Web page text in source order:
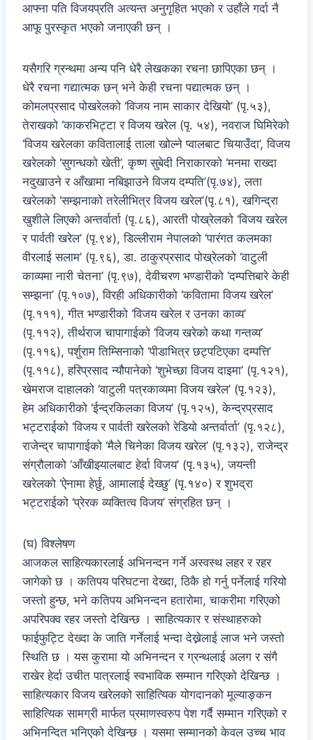
आफ्ना पति विजयप्रति अत्यन्त अनुगृहित भएको र उहाँले गर्दा नै
आफू पुरस्कृत भएको जनाएकी छन् ।
यसैगरि ग्रन्थमा अन्य पनि धेरै लेखकका रचना छापिएका छन् ।
धेरै रचना गद्यात्मक छन् भने केही रचना पद्यात्मक छन् ।
कोमलप्रसाद पोखरेलको ‘विजय नाम साकार देखियो’ (पृ.५३),
तेराखको ‘काकरभिट्टा र विजय खरेल (पृ. ५४), नवराज घिमिरेको
‘विजय खरेलका कवितालाई ताला खोल्ने प्वालबाट चियाउँदा’, विजय
खरेलको ‘सुगन्धको खेती’, कृष्ण सुबेदी निराकारको ‘मनमा राख्दा
नदुखाउने र आँखामा नबिझाउने विजय दम्पति’(पृ.७४), लता
खरेलको ‘सम्झनाको तरेलीभित्र विजय खरेल’(पृ.८१), खगिन्द्रा
खुशीले लिएको अन्तर्वार्ता (पृ.८६), आरती पोख्रेलको ‘विजय खरेल
र पार्वती खरेल’ (पृ.९४), डिल्लीराम नेपालको ‘पारंगत कलमका
वीरलाई सलाम’ (पृ.९६), डा. ठाकुरप्रसाद पोख्रेलको ‘वाटुली
काव्यमा नारी चेतना’ (पृ.९७), देवीचरण भण्डारीको ‘दम्पत्तिबारे केही
सम्झना’ (पृ.१०७), विरही अधिकारीको ‘कवितामा विजय खरेल’
(पृ.१११), गीत भण्डारीको ‘विजय खरेल र उनका काव्य’
(पृ.११२), तीर्थराज चापागाईको ‘विजय खरेको कथा गन्तव्य’
(पृ.११६), पर्शुराम तिम्सिनाको ‘पीडाभित्र छट्पटिएका दम्पत्ति’
(पृ.११८), हरिप्रसाद न्यौपानेको ‘शुभेच्छा विजय दाइमा’ (पृ.१२१),
खेमराज दाहालको ‘वाटुली पत्रकाव्यमा विजय खरेल’ (पृ.१२३),
हेम अधिकारीको ‘ईन्द्रकिलका विजय’ (पृ.१२५), केन्द्रप्रसाद
भट्टराईको ‘विजय र पार्वती खरेलको रेडियो अन्तर्वार्ता’ (पृ.१२८),
राजेन्द्र चापागाईको ‘मैले चिनेका विजय खरेल’ (पृ.१३२), राजेन्द्र
संग्रौलाको ‘आँखीझ्यालबाट हेर्दा विजय’ (पृ.१३५), जयन्ती
खरेलको ‘ऐनामा हेर्छु, आमालाई देख्छु’ (पृ.१४०) र शुभद्रा
भट्टराईको ‘प्रेरक व्यक्तित्व विजय’ संग्रहित छन् ।
(घ) विश्लेषण
आजकल साहित्यकारलाई अभिनन्दन गर्ने अस्वस्थ लहर र रहर
जागेको छ । कतिपय परिघटना देख्दा, ठिकै हो गर्नु पर्नेलाई गरियो
जस्तो हुन्छ, भने कतिपय अभिनन्दन हतारोमा, चाकरीमा गरिएको
अपरिपक्व रहर जस्तो देखिन्छ । साहित्यकार र संस्थाहरुको
फाईफुट्टि देख्दा के जाति गर्नेलाई भन्दा देख्नेलाई लाज भने जस्तो
स्थिति छ । यस कुरामा यो अभिनन्दन र ग्रन्थलाई अलग र संगै
राखेर हेर्दा उचीत पात्रलाई स्वभाविक सम्मान गरिएको देखिन्छ ।
साहित्यकार विजय खरेलको साहित्यिक योगदानको मूल्याङ्कन
साहित्यिक सामग्री मार्फत प्रमाणस्वरुप पेश गर्दै सम्मान गरिएको र
अभिनन्दित भनिएको देखिन्छ । यसमा सम्मानको केवल उच्च भाव